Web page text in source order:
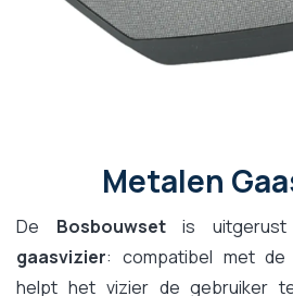
Metalen
De Bosbouwsetis
gaasvizier: compatibel met de
helpt het vizier de gebruiker